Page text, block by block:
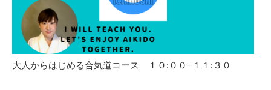
大人からはじめる合気道コース １０:００−１１:３０